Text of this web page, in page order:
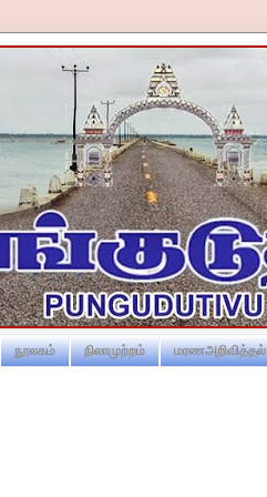
நூலகம் நிலாமுற்றம் மரணஅறிவித்தல்